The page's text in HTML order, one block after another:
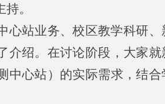
。
心站业务、校区教学科研
介绍。在讨论阶段，大家
中心站）的实际需求，结